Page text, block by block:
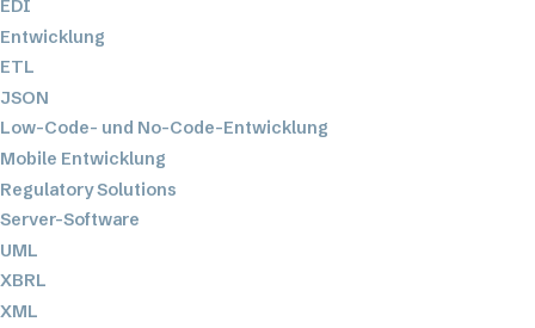
EDI
Entwicklung
ETL
JSON
Low-Code- und No-Code-Entwicklung
Mobile Entwicklung
Regulatory Solutions
Server-Software
UML
XBRL
XML